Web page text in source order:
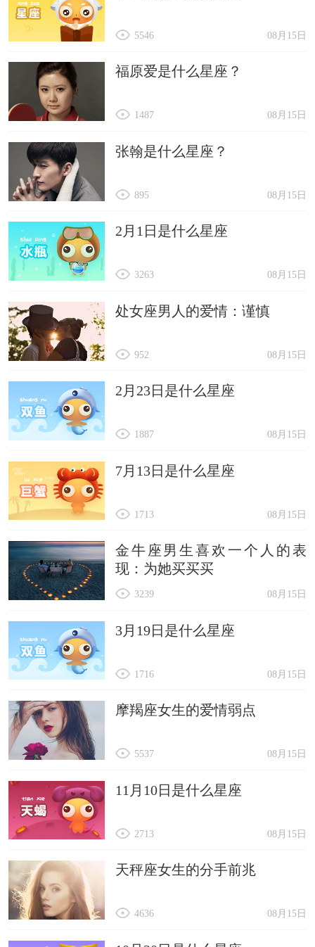
08月15日
5546
福原爱是什么星座？
08月15日
1487
张翰是什么星座？
08月15日
895
2月1日是什么星座
08月15日
3263
处女座男人的爱情：谨慎
08月15日
952
2月23日是什么星座
08月15日
1887
7月13日是什么星座
08月15日
1713
金牛座男生喜欢一个人的表
现：为她买买买
08月15日
3239
3月19日是什么星座
08月15日
1716
摩羯座女生的爱情弱点
08月15日
5537
11月10日是什么星座
08月15日
2713
天秤座女生的分手前兆
08月15日
4636